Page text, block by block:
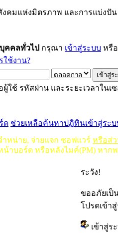
บุคคลทั่วไป กรุณา เข้าสู่ระบบ หรือ
ใช้งาน?
ผู้ใช้ รหัสผ่าน และระยะเวลาในเ
ด ช่วยเหลือค้นหาปฏิทินเข้าสู่ระบ
ำหน่าย, จ่ายแจก ซอฟแวร์หรือส่
น้าบอร์ด หรือหลังไมค์(PM) หาก
ระวัง!
ขออภัยเป็
โปรดเข้า
เข้าสู่ร